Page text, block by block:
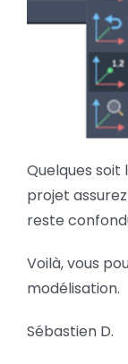
Quelques
projet
reste
Voilà, vous
modélisation.
Sébastien D.